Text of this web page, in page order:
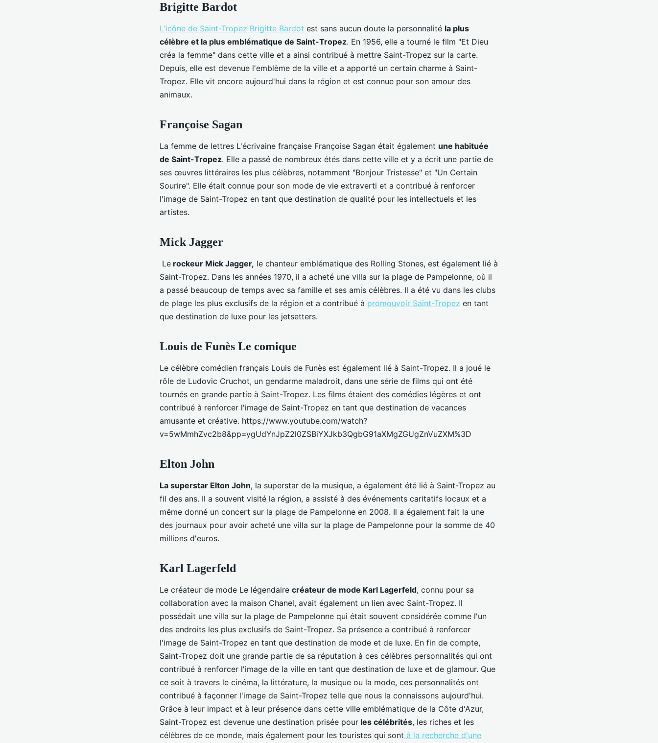
Brigitte Bardot
L'icône de Saint-Tropez Brigitte Bardot est sans aucun doute la personnalité la plus
célèbre et la plus emblématique de Saint-Tropez. En 1956, elle a tourné le film "Et Dieu
créa la femme" dans cette ville et a ainsi contribué à mettre Saint-Tropez sur la carte.
Depuis, elle est devenue l'emblème de la ville et a apporté un certain charme à Saint-
Tropez. Elle vit encore aujourd'hui dans la région et est connue pour son amour des
animaux.
Françoise Sagan
La femme de lettres L'écrivaine française Françoise Sagan était également une habituée
de Saint-Tropez. Elle a passé de nombreux étés dans cette ville et y a écrit une partie de
ses œuvres littéraires les plus célèbres, notamment "Bonjour Tristesse" et "Un Certain
Sourire". Elle était connue pour son mode de vie extraverti et a contribué à renforcer
l'image de Saint-Tropez en tant que destination de qualité pour les intellectuels et les
artistes.
Mick Jagger
Le rockeur Mick Jagger, le chanteur emblématique des Rolling Stones, est également lié à
Saint-Tropez. Dans les années 1970, il a acheté une villa sur la plage de Pampelonne, où il
a passé beaucoup de temps avec sa famille et ses amis célèbres. Il a été vu dans les clubs
de plage les plus exclusifs de la région et a contribué à promouvoir Saint-Tropez en tant
que destination de luxe pour les jetsetters.
Louis de Funès Le comique
Le célèbre comédien français Louis de Funès est également lié à Saint-Tropez. Il a joué le
rôle de Ludovic Cruchot, un gendarme maladroit, dans une série de films qui ont été
tournés en grande partie à Saint-Tropez. Les films étaient des comédies légères et ont
contribué à renforcer l'image de Saint-Tropez en tant que destination de vacances
amusante et créative. https://www.youtube.com/watch?
v=5wMmhZvc2b8&pp=ygUdYnJpZ2l0ZSBiYXJkb3QgbG91aXMgZGUgZnVuZXM%3D
Elton John
La superstar Elton John, la superstar de la musique, a également été lié à Saint-Tropez au
fil des ans. Il a souvent visité la région, a assisté à des événements caritatifs locaux et a
même donné un concert sur la plage de Pampelonne en 2008. Il a également fait la une
des journaux pour avoir acheté une villa sur la plage de Pampelonne pour la somme de 40
millions d'euros.
Karl Lagerfeld
Le créateur de mode Le légendaire créateur de mode Karl Lagerfeld, connu pour sa
collaboration avec la maison Chanel, avait également un lien avec Saint-Tropez. Il
possédait une villa sur la plage de Pampelonne qui était souvent considérée comme l'un
des endroits les plus exclusifs de Saint-Tropez. Sa présence a contribué à renforcer
l'image de Saint-Tropez en tant que destination de mode et de luxe. En fin de compte,
Saint-Tropez doit une grande partie de sa réputation à ces célèbres personnalités qui ont
contribué à renforcer l'image de la ville en tant que destination de luxe et de glamour. Que
ce soit à travers le cinéma, la littérature, la musique ou la mode, ces personnalités ont
contribué à façonner l'image de Saint-Tropez telle que nous la connaissons aujourd'hui.
Grâce à leur impact et à leur présence dans cette ville emblématique de la Côte d'Azur,
Saint-Tropez est devenue une destination prisée pour les célébrités, les riches et les
célèbres de ce monde, mais également pour les touristes qui sont à la recherche d'une